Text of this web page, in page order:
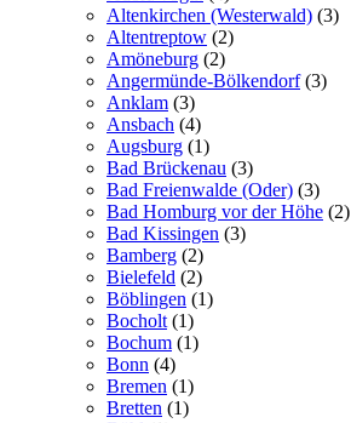
Altenkirchen (Westerwald) (3)
Altentreptow (2)
Amöneburg (2)
Angermünde-Bölkendorf(3)
Anklam (3)
Ansbach (4)
Augsburg (1)
Bad Brückenau (3)
Bad Freienwalde (Oder) (3)
Bad Homburg vor der Höhe (2)
Bad Kissingen (3)
Bamberg (2)
Bielefeld (2)
Böblingen (1)
Bocholt (1)
Bochum (1)
Bonn (4)
Bremen (1)
Bretten (1)